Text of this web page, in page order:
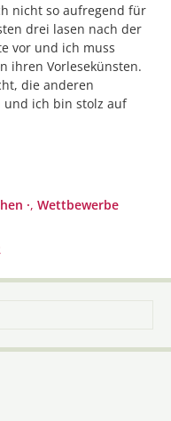
nicht so aufregend für
drei lasen nach der
vor und ich muss
ihren Vorlesekünsten.
die anderen
und ich bin stolz auf
·,Wettbewerbe